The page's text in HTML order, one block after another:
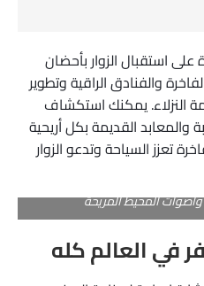
استقبال الزوار بأحضان
والفنادق الراقية وتطوير
النزلاء. يمكنك استكشاف
والمعابد القديمة بكل أريحية
تعزز السياحة وتدعو الزوار
المحيط المريحة
في العالم كله